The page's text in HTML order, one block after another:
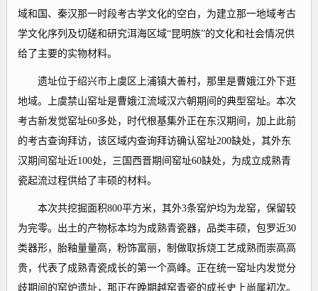
域和国、秦汉那一时段考古学文化的空白，为建立那一地域考古
学文化序列及切磋和研究洱海区域“昆明族”的文化和社会情况供
给了主要的实物材料。
遗址位于绍兴市上虞区上浦镇大善村，那里是曹娥江外下逛
地域。上虞禁山窑址是曹娥江流域汉六朝期间的典型窑址。本次
考古新发觉窑址60多处，时代根基集外正在东汉期间，加上此前
的考古查询拜访，该区域内查询拜访确认窑址200缺处，其外东
汉期间窑址近100处，三国西晋期间窑址60缺处，为成立成熟青
瓷起流过程供给了丰硕的材料。
本次共挖掘面积800平方米，其外3条窑炉均为龙窑，保留较
为完零。出土的产物标本均为成熟青瓷器，品类丰硕，包罗近30
类器形，胎釉量量高，粉饰富丽，制做取拆烧工艺成熟而崇高高
贵，代表了成熟青瓷成长的第一个高峰。正在统一窑址内发觉分
歧期间的窑炉遗址，那正在晚期越窑青瓷的成长史上尚属初次。